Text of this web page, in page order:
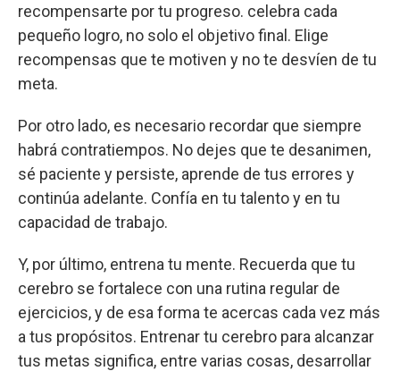
recompensarte por tu progreso. celebra cada
pequeño logro, no solo el objetivo final. Elige
recompensas que te motiven y no te desvíen de tu
meta.
Por otro lado, es necesario recordar que siempre
habrá contratiempos. No dejes que te desanimen,
sé paciente y persiste, aprende de tus errores y
continúa adelante. Confía en tu talento y en tu
capacidad de trabajo.
Y, por último, entrena tu mente. Recuerda que tu
cerebro se fortalece con una rutina regular de
ejercicios, y de esa forma te acercas cada vez más
a tus propósitos. Entrenar tu cerebro para alcanzar
tus metas significa, entre varias cosas, desarrollar